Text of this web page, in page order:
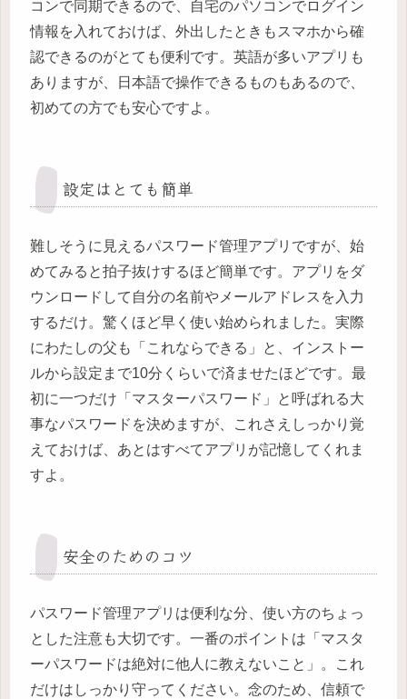
コンで同期できるので、自宅のパソコンでログイン
情報を入れておけば、外出したときもスマホから確
認できるのがとても便利です。英語が多いアプリも
ありますが、日本語で操作できるものもあるので、
初めての方でも安心ですよ。
設定はとても簡単
難しそうに見えるパスワード管理アプリですが、始
めてみると拍子抜けするほど簡単です。アプリをダ
ウンロードして自分の名前やメールアドレスを入力
するだけ。驚くほど早く使い始められました。実際
にわたしの父も「これならできる」と、インストー
ルから設定まで10分くらいで済ませたほどです。最
初に一つだけ「マスターパスワード」と呼ばれる大
事なパスワードを決めますが、これさえしっかり覚
えておけば、あとはすべてアプリが記憶してくれま
すよ。
安全のためのコツ
パスワード管理アプリは便利な分、使い方のちょっ
とした注意も大切です。一番のポイントは「マスタ
ーパスワードは絶対に他人に教えないこと」。これ
だけはしっかり守ってください。念のため、信頼で